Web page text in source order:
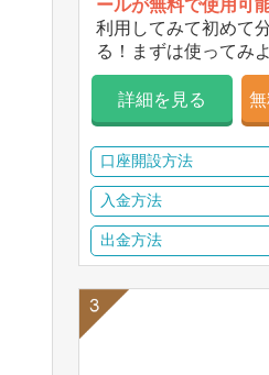
ールが無料で使用可
利用してみて初めて
る！まずは使ってみ
詳細を見る
口座開設方法
入金方法
出金方法